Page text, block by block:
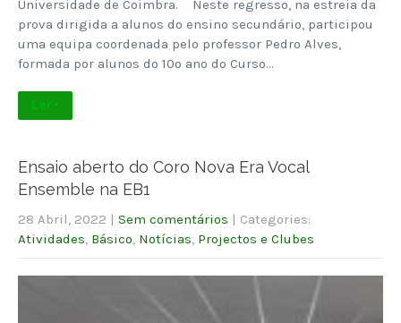
Universidade de Coimbra. Neste regresso, na estreia da
prova dirigida a alunos do ensino secundário, participou
uma equipa coordenada pelo professor Pedro Alves,
formada por alunos do 10º ano do Curso…
Ler +
Ensaio aberto do Coro Nova Era Vocal
Ensemble na EB1
28 Abril, 2022 | Sem comentários | Categories:
Atividades Básico Notícias Projectos e Clubes